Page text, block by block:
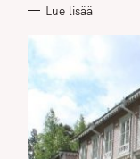
I
Lue lisää